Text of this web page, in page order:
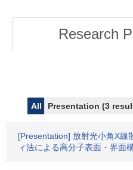
Research
All
Presentation (3
[Presentation] 放射光小角X線
ィ法による高分子表面・界面